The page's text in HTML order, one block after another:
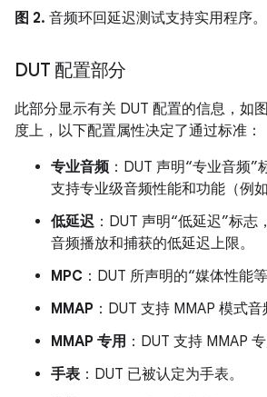
图 2. 音频环回延迟测试支持实用程序。
DUT 配置部分
此部分显示有关 DUT 配置的信息，如
度上，以下配置属性决定了通过标准：
专业音频 ：DUT 声明“专业音频”
支持专业级音频性能和功能（例如
低延迟 ：DUT 声明“低延迟”标志
音频播放和捕获的低延迟上限。
MPC ：DUT 所声明的“媒体性能
MMAP ：DUT 支持 MMAP 模式音
MMAP 专用 ：DUT 支持 MMAP
手表 ：DUT 已被认定为手表。